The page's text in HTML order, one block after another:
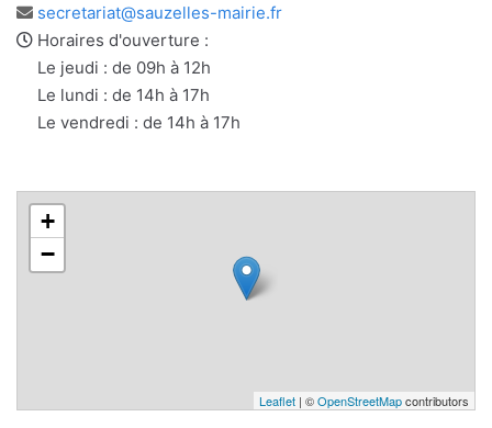
Adresse
e-
mail
secretariat@sauzelles-mairie.fr
Horaires d'ouverture :
Le jeudi : de 09h à 12h
Le lundi : de 14h à 17h
Le vendredi : de 14h à 17h
+
−
Leaflet | ©OpenStreetMapcontributors